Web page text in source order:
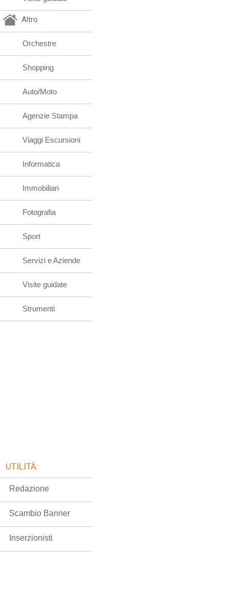
Altro
Orchestre
Shopping
Auto/Moto
Agenzie Stampa
Viaggi Escursioni
Informatica
Immobiliari
Fotografia
Sport
Servizi e Aziende
Visite guidate
Strumenti
UTILITÀ:
Redazione
Scambio Banner
Inserzionisti